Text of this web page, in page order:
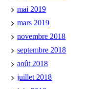
mai 2019
mars 2019
novembre 2018
septembre 2018
août 2018
juillet 2018